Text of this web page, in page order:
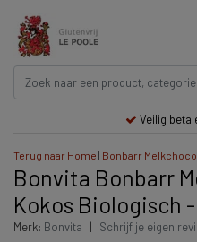
Veilig
Terug naar Home | Bonbarr
Bonvita Bonbarr
Kokos Biologisch
Merk: Bonvita | Schrijf je eigen